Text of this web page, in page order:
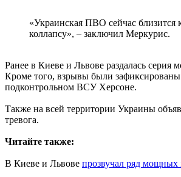
«Украинская ПВО сейчас близится
коллапсу», – заключил Меркурис.
Ранее в Киеве и Львове раздалась серия
Кроме того, взрывы были
подконтрольном ВСУ Херсоне.
Также на всей территории Украины
тревога.
Читайте также:
В Киеве и Львове прозвучал ряд мощных